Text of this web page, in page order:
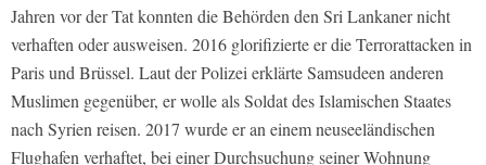
Jahren vor der Tat konnten die Behörden den Sri Lankaner nicht
verhaften oder ausweisen. 2016 glorifizierte er die Terrorattacken in
Paris und Brüssel. Laut der Polizei erklärte Samsudeen anderen
Muslimen gegenüber, er wolle als Soldat des Islamischen Staates
nach Syrien reisen. 2017 wurde er an einem neuseeländischen
Flughafen verhaftet, bei einer Durchsuchung seiner Wohnung